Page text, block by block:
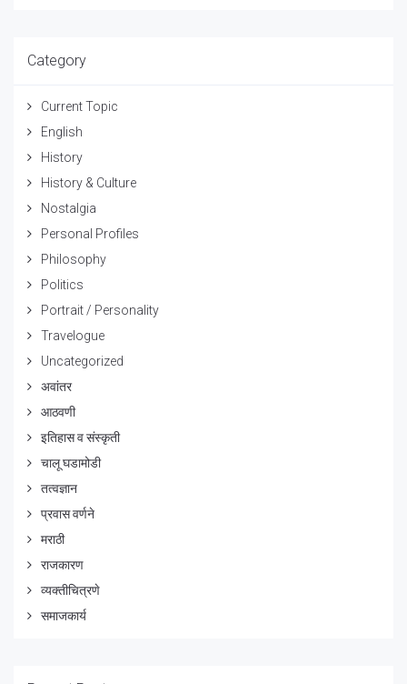
Category
Current Topic
English
History
History & Culture
Nostalgia
Personal Profiles
Philosophy
Politics
Portrait / Personality
Travelogue
Uncategorized
अवांतर
आठवणी
इतिहास व संस्कृती
चालू घडामोडी
तत्वज्ञान
प्रवास वर्णने
मराठी
राजकारण
व्यक्तीचित्रणे
समाजकार्य